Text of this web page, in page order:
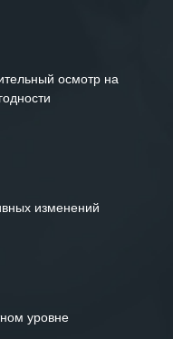
осмотр на
изменений
уровне